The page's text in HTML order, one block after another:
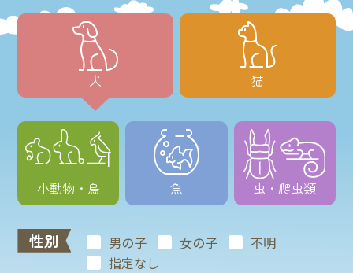
犬 猫
小動物・鳥 魚 虫・爬虫類
性別 男の子 女の子
不明
指定なし